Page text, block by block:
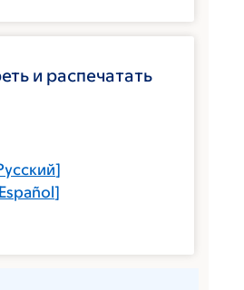
и распечатать
]
Español]